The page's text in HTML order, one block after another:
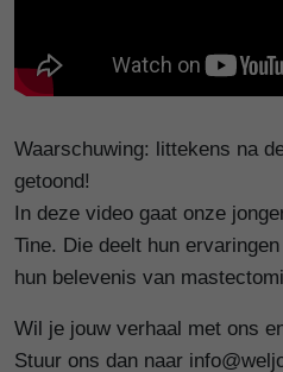
Waarschuwing: littekens na
getoond!
In deze video gaat onze
Tine. Die deelt hun
hun belevenis van
Wil je jouw verhaal met ons
Stuur ons dan naar